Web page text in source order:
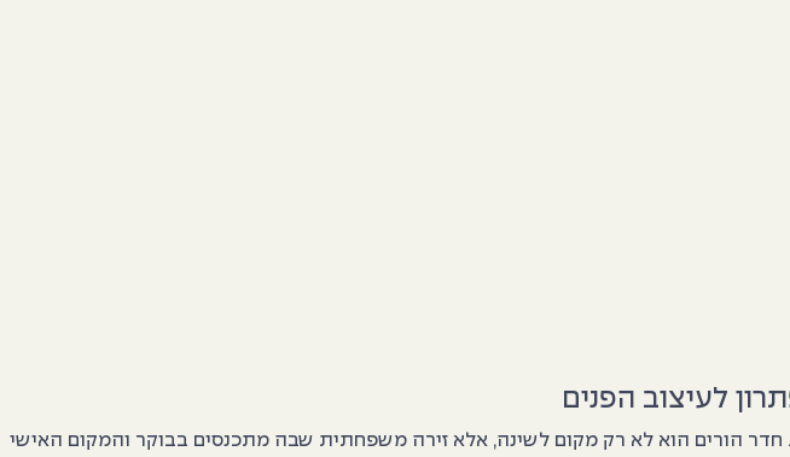
לעיצוב הפנים
הורים הוא לא רק מקום לשינה, אלא זירה משפחתית שבה מתכנסים בבוקר והמקום האישי